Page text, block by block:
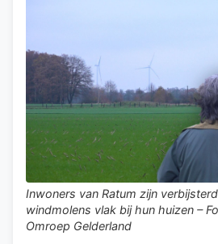
Inwoners van Ratum zijn
windmolens vlak bij hun huizen –
Omroep Gelderland